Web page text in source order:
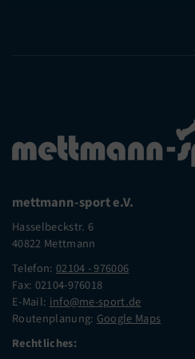
mettmann-sport e.V.
Hasselbeckstr. 6
40822 Mettmann
Telefon: 02104 - 976006
Fax: 02104-976018
E-Mail: info@me-sport.de
Routenplanung: Google Maps
Rechtliches: